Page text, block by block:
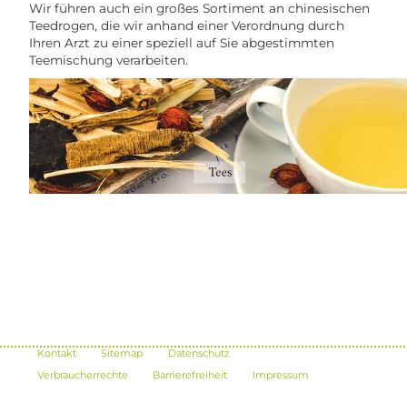
Wir führen auch ein großes Sortiment an chinesischen
Teedrogen, die wir anhand einer Verordnung durch
Ihren Arzt zu einer speziell auf Sie abgestimmten
Teemischung verarbeiten.
Kontakt Sitemap
Datenschutz
Verbraucherrechte
Barrierefreiheit Impressum